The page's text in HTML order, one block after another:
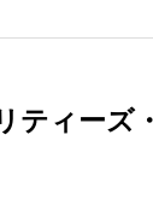
ティーズ